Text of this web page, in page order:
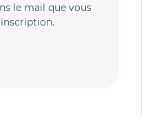
le mail que vous